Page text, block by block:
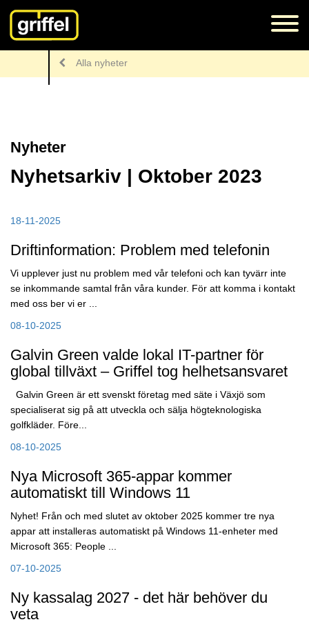
Nyheter
Alla nyheter
Nyhetsarkiv | Oktober 2023
18-11-2025
Driftinformation: Problem med telefonin
Vi upplever just nu problem med vår telefoni och kan tyvärr inte
se inkommande samtal från våra kunder. För att komma i kontakt
med oss ber vi er ...
08-10-2025
Galvin Green valde lokal IT-partner för
global tillväxt – Griffel tog helhetsansvaret
Galvin Green är ett svenskt företag med säte i Växjö som
specialiserat sig på att utveckla och sälja högteknologiska
golfkläder. Före...
08-10-2025
Nya Microsoft 365-appar kommer
automatiskt till Windows 11
Nyhet! Från och med slutet av oktober 2025 kommer tre nya
appar att installeras automatiskt på Windows 11-enheter med
Microsoft 365: People ...
07-10-2025
Ny kassalag 2027 - det här behöver du
veta